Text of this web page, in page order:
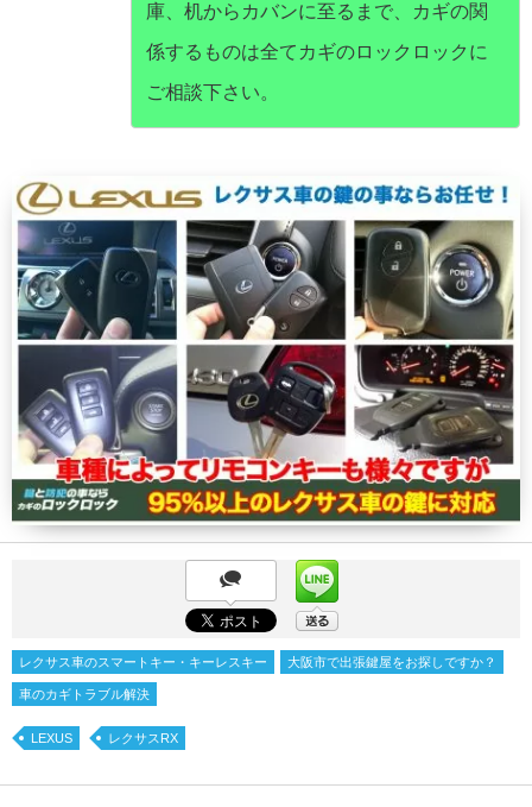
庫、机からカバンに至るまで、カギの関
係するものは全てカギのロックロックに
ご相談下さい。
レクサス車のスマートキー・キーレスキー 大阪市で出張鍵屋をお探しですか？
車のカギトラブル解決
LEXUS レクサスRX